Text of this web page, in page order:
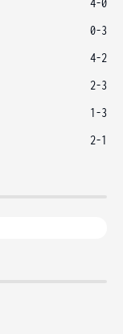
4-0
0-3
4-2
2-3
1-3
2-1